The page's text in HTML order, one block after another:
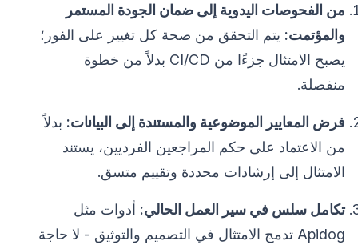
من الفحوصات اليدوية إلى ضمان الجودة المستمر
والمؤتمت: يتم التحقق من صحة كل تغيير على الفور؛
يصبح الامتثال جزءًا من CI/CD بدلاً من خطوة
منفصلة.
فرض المعايير الموضوعية والمستندة إلى البيانات: بدلاً
من الاعتماد على حكم المراجعين الفرديين، يستند
الامتثال إلى إرشادات محددة وتقييم متسق.
تكامل سلس في سير العمل الحالي: أدوات مثل
Apidog تدمج الامتثال في التصميم والتوثيق - لا حاجة